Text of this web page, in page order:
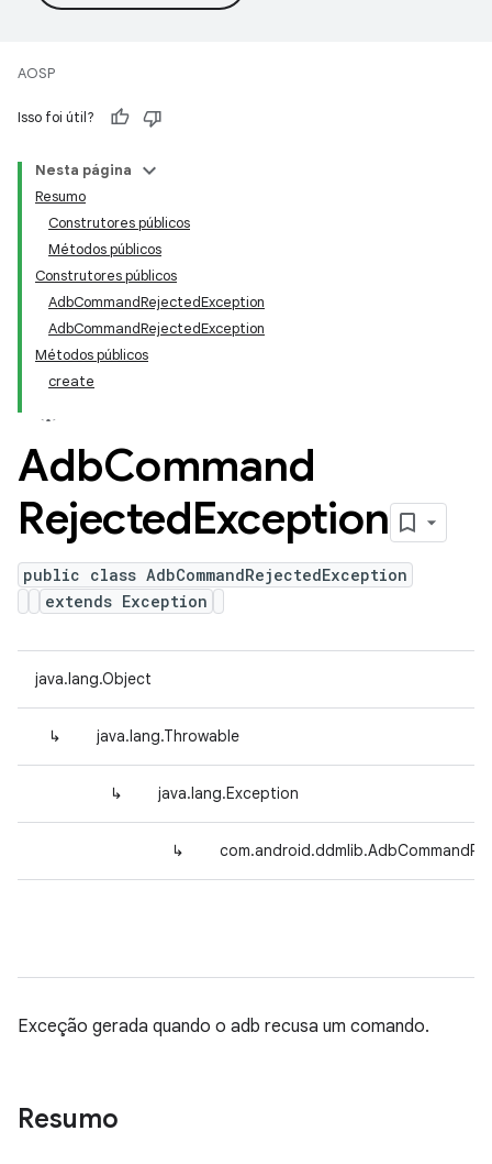
AOSP
Isso foi útil?
Nesta página
Resumo
Construtores públicos
Métodos públicos
Construtores públicos
AdbCommandRejectedException
AdbCommandRejectedException
Métodos públicos
create
AdbCommand
RejectedException
public class AdbCommandRejectedException
extends Exception
java.lang.Object
↳ java.lang.Throwable
↳ java.lang.Exception
↳
Exceção gerada quando o adb recusa um comando.
Resumo